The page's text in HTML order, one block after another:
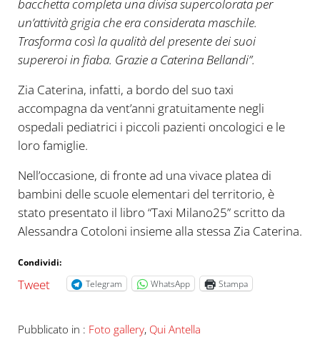
bacchetta completa una divisa supercolorata per
un’attività grigia che era considerata maschile.
Trasforma così la qualità del presente dei suoi
supereroi in fiaba. Grazie a Caterina Bellandi”.
Zia Caterina, infatti, a bordo del suo taxi
accompagna da vent’anni gratuitamente negli
ospedali pediatrici i piccoli pazienti oncologici e le
loro famiglie.
Nell’occasione, di fronte ad una vivace platea di
bambini delle scuole elementari del territorio, è
stato presentato il libro “Taxi Milano25” scritto da
Alessandra Cotoloni insieme alla stessa Zia Caterina.
Condividi:
Tweet Telegram WhatsApp Stampa
Pubblicato in : Foto gallery, Qui Antella